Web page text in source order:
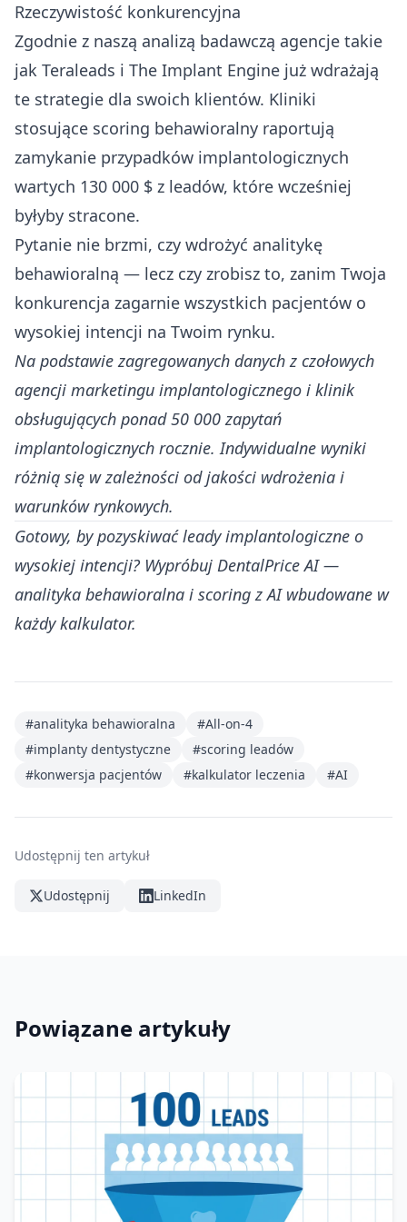
Rzeczywistość konkurencyjna
Zgodnie z naszą analizą badawczą agencje takie
jak Teraleads i The Implant Engine już wdrażają
te strategie dla swoich klientów. Kliniki
stosujące scoring behawioralny raportują
zamykanie przypadków implantologicznych
wartych 130 000 $ z leadów, które wcześniej
byłyby stracone.
Pytanie nie brzmi, czy wdrożyć analitykę
behawioralną — lecz czy zrobisz to, zanim Twoja
konkurencja zagarnie wszystkich pacjentów o
wysokiej intencji na Twoim rynku.
Na podstawie zagregowanych danych z czołowych
agencji marketingu implantologicznego i klinik
obsługujących ponad 50 000 zapytań
implantologicznych rocznie. Indywidualne wyniki
różnią się w zależności od jakości wdrożenia i
warunków rynkowych.
Gotowy, by pozyskiwać leady implantologiczne o
wysokiej intencji? Wypróbuj DentalPrice AI—
analityka behawioralna i scoring z AI wbudowane w
każdy kalkulator.
#analityka behawioralna
#All-on-4
#implanty dentystyczne
#scoring leadów
#konwersja pacjentów
#kalkulator leczenia #AI
Udostępnij ten artykuł
Udostępnij LinkedIn
Powiązane artykuły